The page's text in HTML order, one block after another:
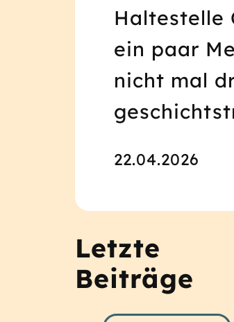
Haltestelle
ein paar
nicht mal
22.04.2026
Letzte
Beiträge